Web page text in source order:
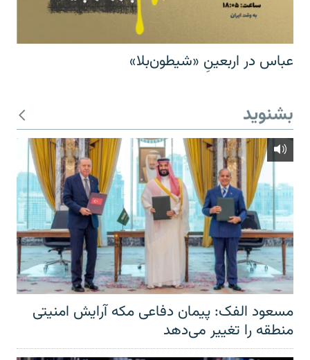
عباس در اربعینِ «شیطون‌بلا»
بشنوید
مسعود الفک: پیمان دفاعی مکه آرایش امنیتی
منطقه را تغییر می‌دهد